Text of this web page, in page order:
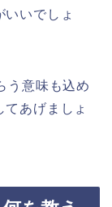
いでしょ
う意味も込め
あげましょ